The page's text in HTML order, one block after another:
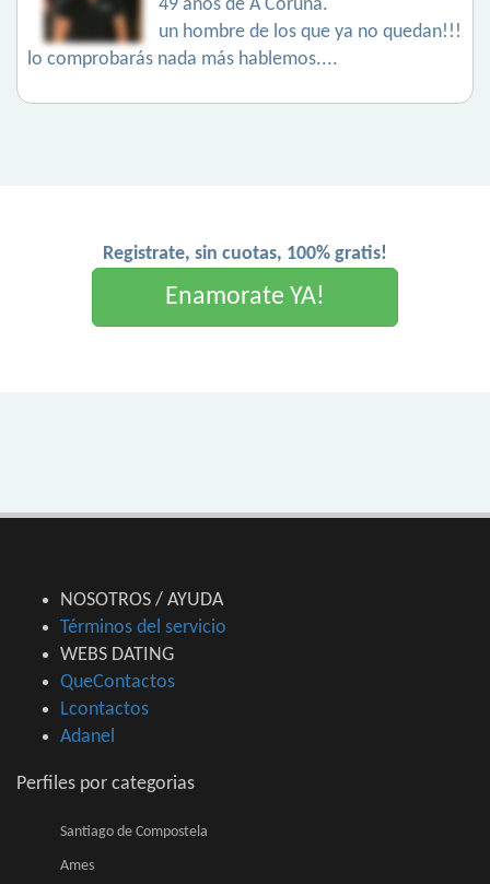
49 años de A Coruña.
un hombre de los que ya no quedan!!!
lo comprobarás nada más hablemos....
Registrate, sin cuotas, 100% gratis!
Enamorate YA!
NOSOTROS / AYUDA
Términos del servicio
WEBS DATING
QueContactos
Lcontactos
Adanel
Perfiles por categorias
Santiago de Compostela
Ames